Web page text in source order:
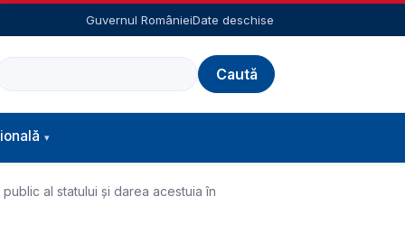
Guvernul RomânieiDate deschise
al statului și darea acestuia în